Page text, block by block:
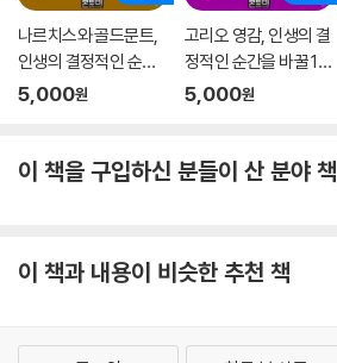
나르치스와 골드문트,
인생의 결정적인 순간
을 바꿀 100책
5,000원
고리오 영감, 인생의 결
정적인 순간을 바꿀 10
0책
5,000원
이 책을 구입하신 분들이 산 분야 책
이 책과 내용이 비슷한 추천 책